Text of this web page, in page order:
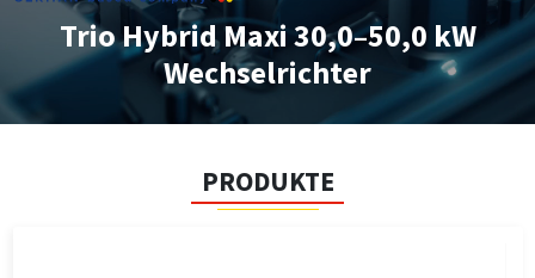
Trio Hybrid Maxi 30,0–50,0 kW
Wechselrichter
PRODUKTE